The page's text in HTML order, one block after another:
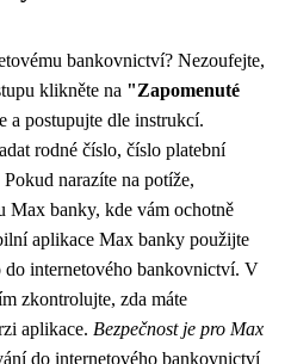
bankovnictví? Nezoufejte,
klikněte na "Zapomenuté
a postupujte dle instrukcí.
rodné číslo, číslo platební
narazíte na potíže,
Max banky, kde vám ochotně
aplikace Max banky použijte
do internetového bankovnictví. V
zkontrolujte, zda máte
aplikace. Bezpečnost je pro Max
do internetového bankovnictví